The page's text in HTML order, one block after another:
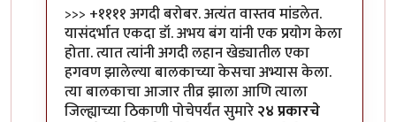
>>> +११११ अगदी बरोबर. अत्यंत वास्तव मांडलेत.
यासंदर्भात एकदा डॉ. अभय बंग यांनी एक प्रयोग केला
होता. त्यात त्यांनी अगदी लहान खेड्यातील एका
हगवण झालेल्या बालकाच्या केसचा अभ्यास केला.
त्या बालकाचा आजार तीव्र झाला आणि त्याला
जिल्ह्याच्या ठिकाणी पोचेपर्यंत सुमारे२४ प्रकारचे